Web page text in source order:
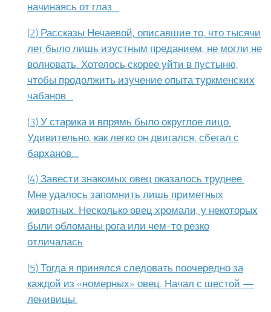
начинаясь от глаз…
(2) Рассказы Нечаевой, описавшие то, что тыся­чи
лет было лишь изустным преданием, не могли не
вол­новать. Хотелось скорее уйти в пустыню,
чтобы продол­жить изучение опыта туркменских
чабанов…
(3) У старика и впрямь было округлое лицо.
Удиви­тельно, как легко он двигался, сбегал с
барханов…
(4) Завести знакомых овец оказалось труднее.
Мне уда­лось запомнить лишь приметных
животных. Несколько овец хромали, у некоторых
были обломаны рога или чем-то резко
отличалась
(5) Тогда я принялся следовать поочередно за
каждой из «номерных» овец. Начал с шестой —
ленивицы.